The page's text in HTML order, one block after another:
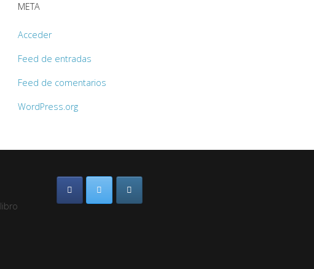
META
Acceder
Feed de entradas
Feed de comentarios
WordPress.org